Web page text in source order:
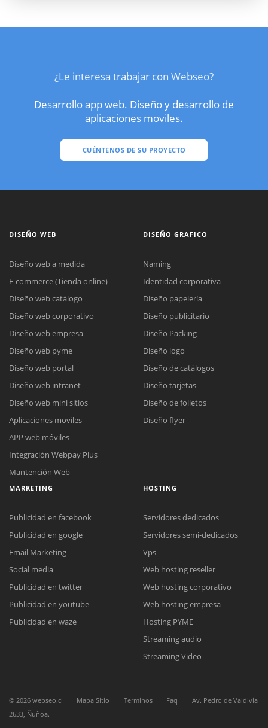
¿Le interesa trabajar con Webseo?
Desarrollo app web. Diseño y desarrollo de
aplicaciones moviles.
CUÉNTENOS DE SU PROYECTO
Reunión online
Nuestros ejecutivos le enviarán un correo electrónico con el enlace a
Meet para la reunión online.
Cotización
Chat Online
Todos nuestros ejecutivos están fuera de línea. Complete el formulario
DISEÑO WEB
Diseño web a medida
E-commerce (Tienda online)
Diseño web catálogo
Diseño web corporativo
Diseño web empresa
Diseño web pyme
Diseño web portal
Diseño web intranet
Diseño web mini sitios
Aplicaciones moviles
APP web móviles
Integración Webpay Plus
Mantención Web
DISEÑO GRAFICO
Naming
Identidad corporativa
Diseño papelería
Diseño publicitario
Diseño Packing
Diseño logo
Diseño de catálogos
Diseño tarjetas
Diseño de folletos
Diseño flyer
MARKETING
Publicidad en facebook
Publicidad en google
Email Marketing
Social media
Publicidad en twitter
Publicidad en youtube
Publicidad en waze
HOSTING
Servidores dedicados
Servidores semi-dedicados
Vps
Web hosting reseller
Web hosting corporativo
Web hosting empresa
Hosting PYME
Streaming audio
Streaming Video
© 2026 webseo.cl Mapa Sitio Terminos Faq
Av. Pedro de Valdivia
2633, Ñuñoa.